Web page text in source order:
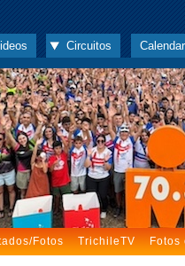
Circuitos
Fotos TrichileTV Fotos